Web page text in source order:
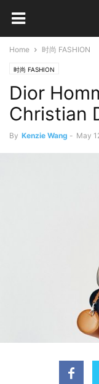
Home 时尚 FASHION
时尚 FASHION
Dior
Christian
By Kenzie Wang - May